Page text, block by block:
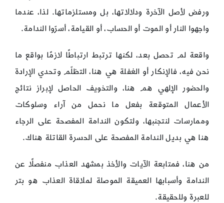
ورفض لأصل الآخرة ودلالاتها، بل ومستلزماتها. لذا، عندما
واجهوا النار أو الموت أو الحساب، أو القيامة، أسرّوا الندامة.
واقعة لم تحصل بعد، لكنها ترتبط ارتباطًا لازمًا بواقع ما
نحن فيه، فالإنكار أو الغفلة هي هنا، التظلّم وتحدي الإرادة
والحضور الإلهي هم هنا، والتخويف الحاصل لإبراز نتائج
الأعمال المتوقعة بفعل ما نحمل من آراء وسلوكات
وممارسات لنتجنبها، ولتكون الندامة المفصحة على الرجاء
هنا هي بديل الندامة المفصحة على الحسرة القاتلة هناك.
من هنا، فمتابعة الآيات والأخذ بمشهد العذاب منفصلًا عن
الندامة وأسبابها العميقة الموصلة لملاقاة العذاب هو بتر
للعبرة وللحقيقة.